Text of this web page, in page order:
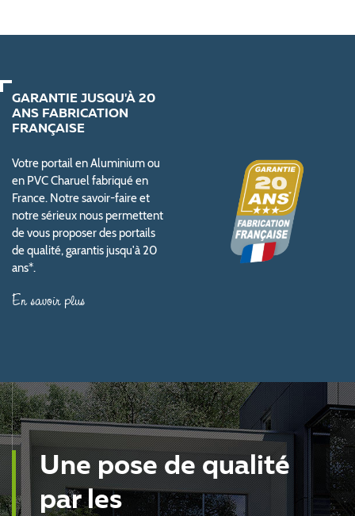
GARANTIE JUSQU'À 20
ANS FABRICATION
FRANÇAISE
Votre portail en Aluminium ou
en PVC Charuel fabriqué en
France. Notre savoir-faire et
notre sérieux nous permettent
de vous proposer des portails
de qualité, garantis jusqu'à 20
ans*.
En savoir plus
Une pose de qualité
par les